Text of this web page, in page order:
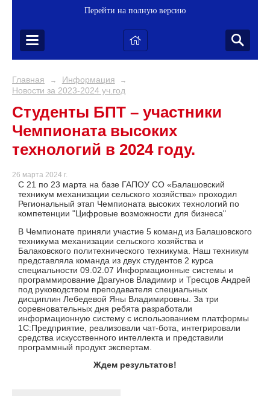
Перейти на полную версию
Главная → Информация →
Новости за 2023-2024 уч.год
Студенты БПТ – участники
Чемпионата высоких
технологий в 2024 году.
26 марта 2024 г.
С 21 по 23 марта на базе ГАПОУ СО «Балашовский
техникум механизации сельского хозяйства» проходил
Региональный этап Чемпионата высоких технологий по
компетенции "Цифровые возможности для бизнеса"
В Чемпионате приняли участие 5 команд из Балашовского
техникума механизации сельского хозяйства и
Балаковского политехнического техникума. Наш техникум
представляла команда из двух студентов 2 курса
специальности 09.02.07 Информационные системы и
программирование Драгунов Владимир и Тресцов Андрей
под руководством преподавателя специальных
дисциплин Лебедевой Яны Владимировны. За три
соревновательных дня ребята разработали
информационную систему с использованием платформы
1С:Предприятие, реализовали чат-бота, интегрировали
средства искусственного интеллекта и представили
программный продукт экспертам.
Ждем результатов!